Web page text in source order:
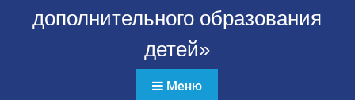
дополнительного образования
детей»
Меню